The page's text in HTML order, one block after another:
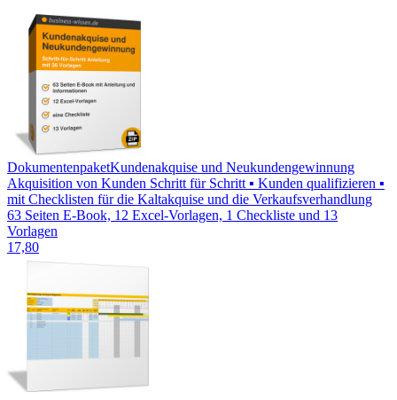
DokumentenpaketKundenakquise und Neukundengewinnung
Akquisition von Kunden Schritt für Schritt ▪ Kunden qualifizieren ▪
mit Checklisten für die Kaltakquise und die Verkaufsverhandlung
63 Seiten E-Book, 12 Excel-Vorlagen, 1 Checkliste und 13
Vorlagen
17,80